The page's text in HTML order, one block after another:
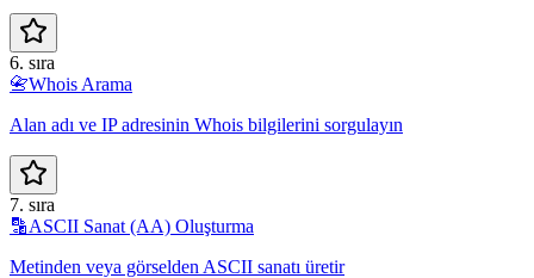
6. sıra
📇Whois Arama
Alan adı ve IP adresinin Whois bilgilerini sorgulayın
7. sıra
🔡ASCII Sanat (AA) Oluşturma
Metinden veya görselden ASCII sanatı üretir